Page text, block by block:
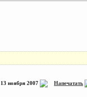
13 ноября 2007 Напечатать